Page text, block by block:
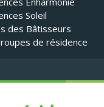
Soleil
des Bâtisseurs
de résidence